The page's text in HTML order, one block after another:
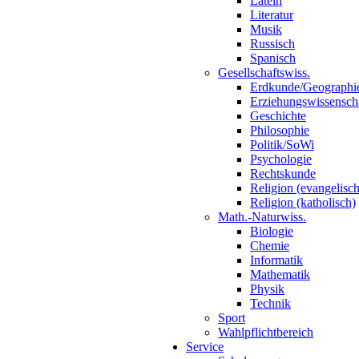
Literatur
Musik
Russisch
Spanisch
Gesellschaftswiss.
Erdkunde/
Geschichte
Philosophie
Politik/SoWi
Psychologie
Rechtskunde
Religion
Religion (katholisch)
Math.-Naturwiss.
Biologie
Chemie
Informatik
Mathematik
Physik
Technik
Sport
Wahlpflichtbereich
Service